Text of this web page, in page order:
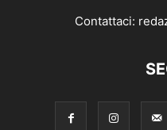
Contattaci: